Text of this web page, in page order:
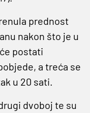
prednost
nakon što je u
postati
a treća se
u 20 sati.
dvoboj te su